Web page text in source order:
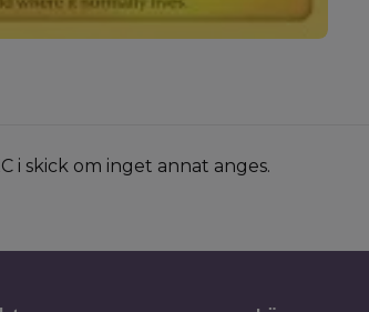
i skick om inget annat anges.